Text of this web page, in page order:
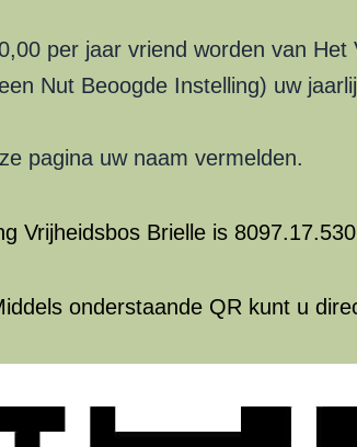
per jaar vriend worden van Het
Nut Beoogde Instelling) uw
pagina uw naam vermelden.
Vrijheidsbos Brielle is
onderstaande QR kunt u